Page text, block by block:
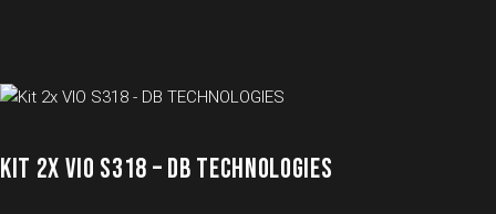
KIT 2X VIO S318 – DB TECHNOLOGIES